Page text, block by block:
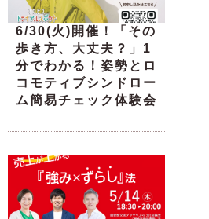
6/30(火)開催！「その
歩き方、大丈夫？」1
分でわかる！姿勢とロ
コモティブシンドロー
ム簡易チェック体験会